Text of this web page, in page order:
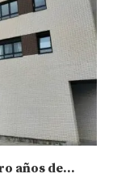
años de...